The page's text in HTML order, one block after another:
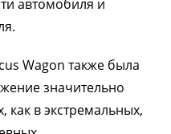
автомобиля и
Wagon также была
значительно
как в экстремальных,